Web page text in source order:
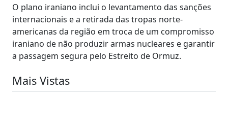
O plano iraniano inclui o levantamento das sanções
internacionais e a retirada das tropas norte-
americanas da região em troca de um compromisso
iraniano de não produzir armas nucleares e garantir
a passagem segura pelo Estreito de Ormuz.
Mais Vistas